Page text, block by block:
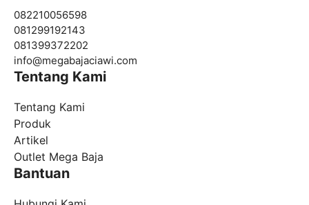
082210056598
081299192143
081399372202
info@megabajaciawi.com
Tentang Kami
Tentang Kami
Produk
Artikel
Outlet Mega Baja
Bantuan